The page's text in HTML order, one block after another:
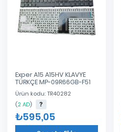
Exper A15 A15HV KLAVYE
TÜRKÇE MP-09R66GB-F51
Ürün kodu: TR40282
(2 AD)
₺595,05